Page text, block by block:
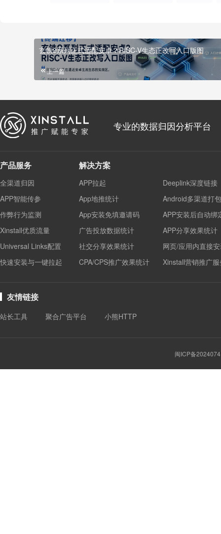
玄铁9系列正式适配安卓？RISC-V生态正改写入口版图
上一篇
专业的数据归因分析平台
产品服务
全渠道归因
APP智能传参
作弊行为监测
Xinstall优质流量
Universal Links配置
快速安装与一键拉起
解决方案
APP拉起
Deeplink深度链接
App地推统计
Android多渠道打包
App安装免填邀请码
APP安装后自动绑
广告投放数据统计
APP分享效果统计
社交分享效果统计
网页/应用内直接
CPA/CPS推广效果统计
Xinstall营销推广
友情链接
站长工具 聚合广告平台 小熊HTTP
闽ICP备